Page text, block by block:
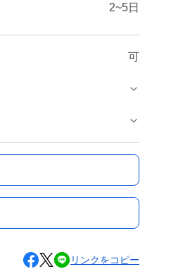
2~5日
可
リンクをコピー